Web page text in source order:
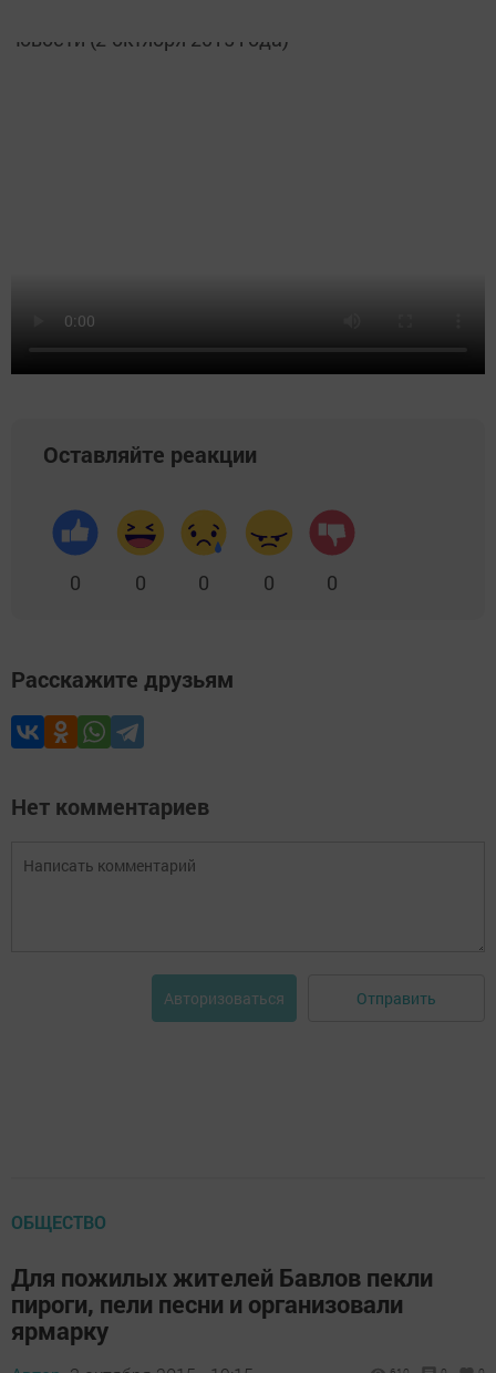
Оставляйте реакции
0 0 0 0 0
Расскажите друзьям
Нет комментариев
Авторизоваться Отправить
ОБЩЕСТВО
Для пожилых жителей Бавлов пекли
пироги, пели песни и организовали
ярмарку